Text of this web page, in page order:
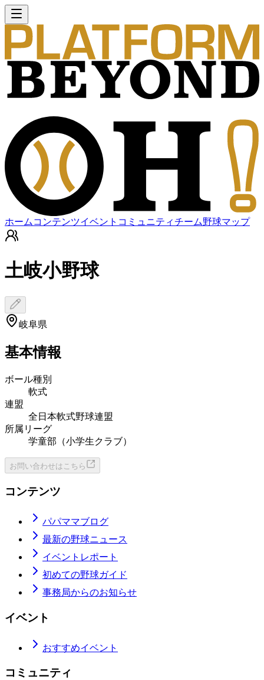
ホーム コンテンツイベント コミュニティチーム野球マップ
土岐小野球
岐阜県
基本情報
ボール種別
軟式
連盟
全日本軟式野球連盟
所属リーグ
学童部（小学生クラブ）
お問い合わせはこちら
コンテンツ
パパママブログ
最新の野球ニュース
イベントレポート
初めての野球ガイド
事務局からのお知らせ
イベント
おすすめイベント
コミュニティ